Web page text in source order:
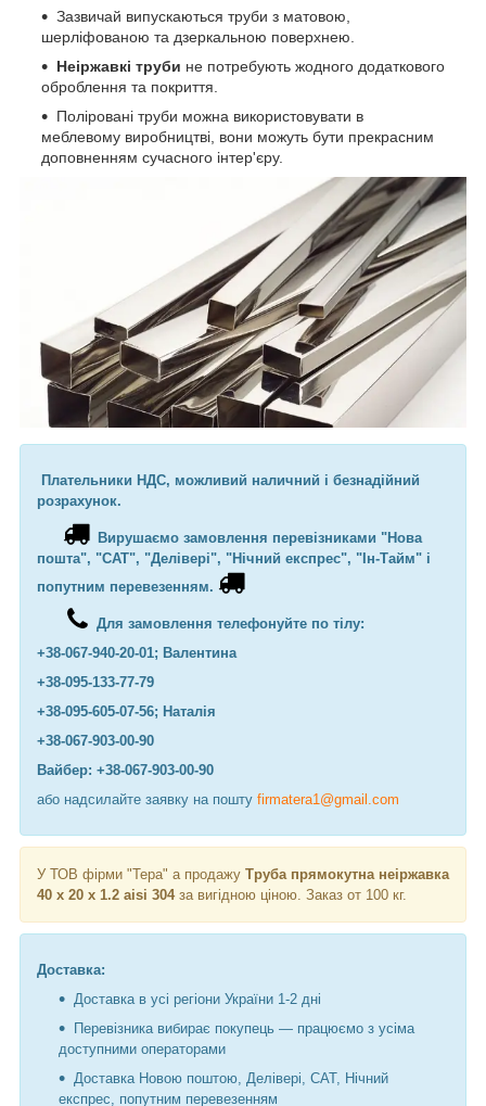
Зазвичай випускаються труби з матовою,
шерліфованою та дзеркальною поверхнею.
Неіржавкі труби не потребують жодного додаткового
оброблення та покриття.
Поліровані труби можна використовувати в
меблевому виробництві, вони можуть бути прекрасним
доповненням сучасного інтер'єру.
Плательники НДС, можливий наличний і безнадійний
розрахунок.
Вирушаємо замовлення перевізниками "Нова
пошта", "САТ", "Делівері", "Нічний експрес", "Ін-Тайм" і
попутним перевезенням.
Для замовлення телефонуйте по тілу:
+38-067-940-20-01; Валентина
+38-095-133-77-79
+38-095-605-07-56; Наталія
+38-067-903-00-90
Вайбер: +38-067-903-00-90
або надсилайте заявку на пошту firmatera1@gmail.com
У ТОВ фірми "Тера" а продажу Труба прямокутна неіржавка
40 х 20 х 1.2 aisi 304 за вигідною ціною. Заказ от 100 кг.
Доставка:
Доставка в усі регіони України 1-2 дні
Перевізника вибирає покупець — працюємо з усіма
доступними операторами
Доставка Новою поштою, Делівері, САТ, Нічний
експрес, попутним перевезенням